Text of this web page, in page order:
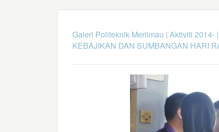
Galeri Politeknik Merlimau | Aktiviti 2014-
KEBAJIKAN DAN SUMBANGAN HARI